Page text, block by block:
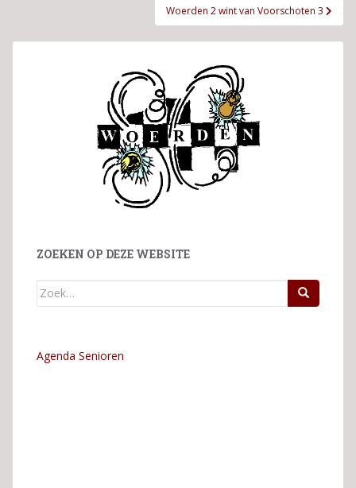
Woerden 2 wint van Voorschoten 3
ZOEKEN OP DEZE WEBSITE
Zoek
Agenda Senioren